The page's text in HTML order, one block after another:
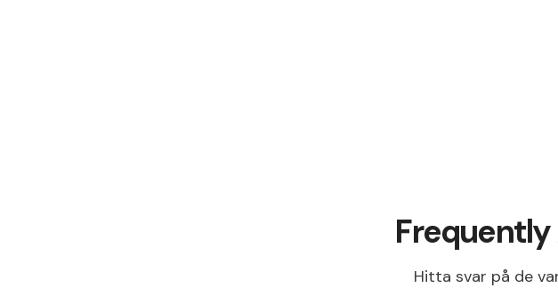
Hitta svar på de